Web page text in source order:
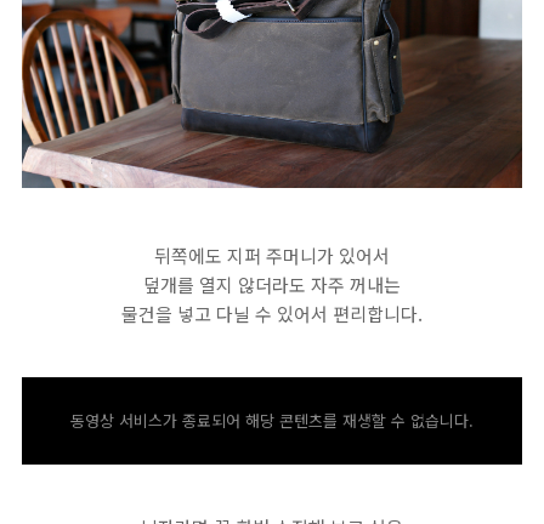
뒤쪽에도 지퍼 주머니가 있어서
덮개를 열지 않더라도 자주 꺼내는
물건을 넣고 다닐 수 있어서 편리합니다.
동영상 서비스가 종료되어 해당 콘텐츠를 재생할 수 없습니다.